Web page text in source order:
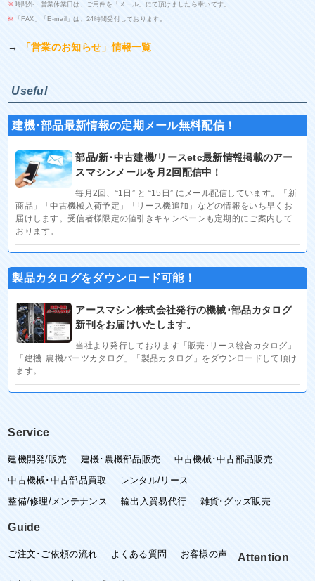
※ 時間外・営業休業日は、ご用件を「メール」にて頂けましたら幸いです。
※ 「FAX」「E-mail」は、24時間受付しております。
→ 「営業のお知らせ」情報一覧
Useful
建機･部品最新情報の定期メール無料配信！
部品/新･中古建機/リースetc最新情報掲載のアー
スマシンメールを月2回配信中！
毎月2回、“1日” と “15日” にメール配信しています。「新
商品」「中古機械入荷予定」「リース機追加」などの情報をいち早くお
届けします。受信者様限定の値引きキャンペーンも定期的にご案内して
おります。
製品カタログをダウンロード可能！
アースマシン株式会社発行の機械･部品カタログ
新刊をお届けいたします。
当社より発行しております「販売･リース総合カタログ」
「建機･農機パーツカタログ」「製品カタログ」をダウンロードして頂け
ます。
Service
建機開発/販売 建機･農機部品販売
中古機械･中古部品販売
中古機械･中古部品買取
レンタル/リース
整備/修理/メンテナンス
輸出入貿易代行 雑貨･グッズ販売
Guide
ご注文･ご依頼の流れ よくある質問 お客様の声 Attention